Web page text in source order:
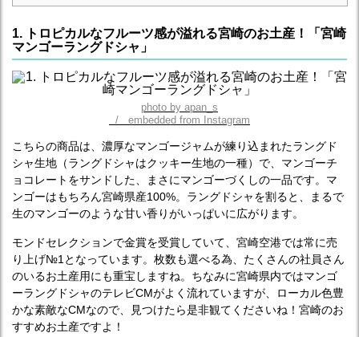
1. トロピカルなフルーツ感が溢れる宮崎のお土産！「宮崎
マンゴーラングドシャ」
photo by apan_s
/ embedded from Instagram
こちらの商品は、濃厚なマンゴージャムが練り込まれたラングド
シャ生地（ラングドシャはクッキー生地の一種）で、マンゴーチ
ョコレートをサンドした、まさにマンゴーづくしの一品です。マ
ンゴーはもちろん宮崎県産100%。ラングドシャを割ると、まるで
生のマンゴーのような甘い香りがいっぱいに広がります。
モンドセレクションで金賞を受賞していて、宮崎空港では常に売
り上げ№1となっています。枚数も選べる為、たくさんの社員さん
のいるお土産用にも重宝しますね。ちなみに宮崎県内ではマンゴ
ーラングドシャのテレビCMがよく流れていますが、ローカル色豊
かな素敵なCMなので、見つけたら是非観てくださいね！宮崎のお
すすめお土産ですよ！